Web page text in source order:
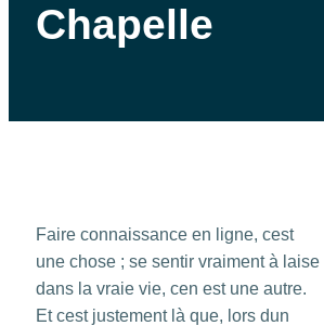
Chapelle
Faire connaissance en ligne, cest
une chose ; se sentir vraiment à laise
dans la vraie vie, cen est une autre.
Et cest justement là que, lors dun